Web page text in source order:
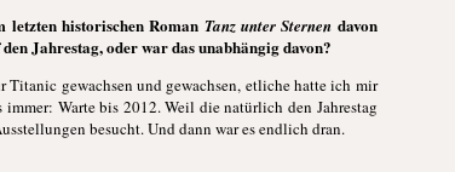
historischen Roman Tanz unter Sternen davon
Jahrestag, oder war das unabhängig davon?
gewachsen und gewachsen, etliche hatte ich mir
Warte bis 2012. Weil die natürlich den Jahrestag
besucht. Und dann war es endlich dran.